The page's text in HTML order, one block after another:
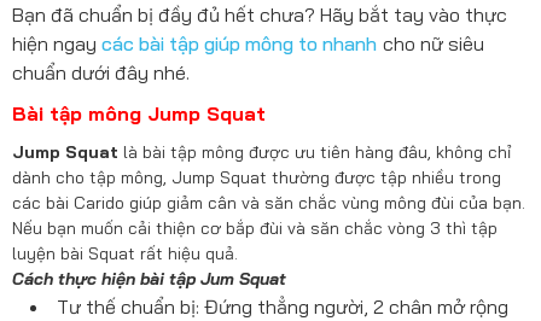
Bạn đã chuẩn bị đầy đủ hết chưa? Hãy bắt tay vào thực
hiện ngay các bài tập giúp mông to nhanh cho nữ siêu
chuẩn dưới đây nhé.
Bài tập mông Jump Squat
Jump Squat là bài tập mông được ưu tiên hàng đâu, không chỉ
dành cho tập mông, Jump Squat thường được tập nhiều trong
các bài Carido giúp giảm cân và săn chắc vùng mông đùi của bạn.
Nếu bạn muốn cải thiện cơ bắp đùi và săn chắc vòng 3 thì tập
luyện bài Squat rất hiệu quả.
Cách thực hiện bài tập Jum Squat
Tư thế chuẩn bị: Đứng thẳng người, 2 chân mở rộng